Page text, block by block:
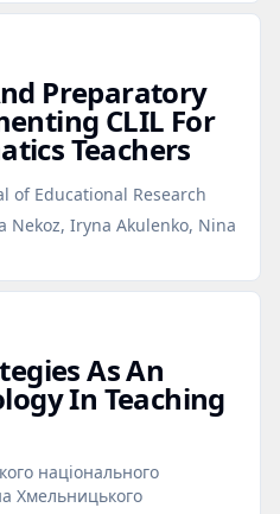
Preparatory
CLIL For
Teachers
of Educational Research
Nekoz, Iryna Akulenko, Nina
As An
In Teaching
національного
Хмельницького